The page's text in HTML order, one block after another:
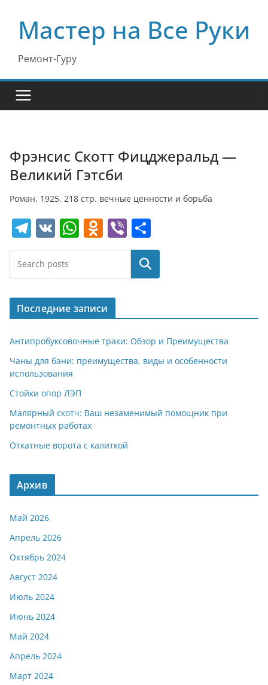
содержимому
Мастер на Все Руки
Ремонт-Гуру
Фрэнсис Скотт Фицджеральд —
Великий Гэтсби
Роман, 1925, 218 стр. вечные ценности и борьба
T
el
e
gr
a
m
V
K
W
h
s
A
p
p
O
d
o
kl
a
ss
ni
Vi
b
er
т
п
р
в
и
т
Поиск
Последние записи
Антипробуксовочные траки: Обзор и Преимущества
Чаны для бани: преимущества, виды и особенности
использования
Стойки опор ЛЭП
Малярный скотч: Ваш незаменимый помощник при
ремонтных работах
Откатные ворота с калиткой
Архив
Май 2026
Апрель 2026
Октябрь 2024
Август 2024
Июль 2024
Июнь 2024
Май 2024
Апрель 2024
Март 2024